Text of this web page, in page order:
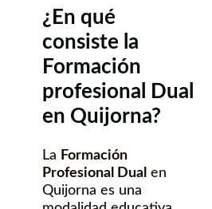
¿En qué
consiste la
Formación
profesional Dual
en Quijorna?
La Formación
Profesional Dual en
Quijorna es una